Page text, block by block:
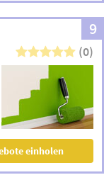
9
(0)
einholen